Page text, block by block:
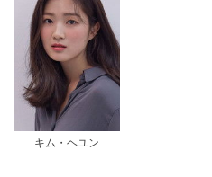
キム・ヘユン